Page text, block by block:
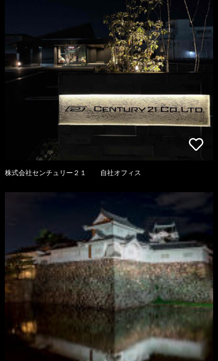
株式会社センチュリー２１ 自社オフィス